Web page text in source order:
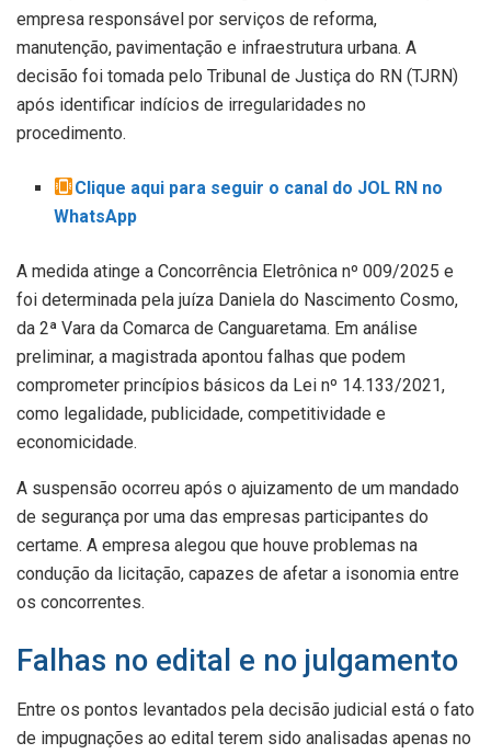
empresa responsável por serviços de reforma,
manutenção, pavimentação e infraestrutura urbana. A
decisão foi tomada pelo Tribunal de Justiça do RN (TJRN)
após identificar indícios de irregularidades no
procedimento.
Clique aqui para seguir o canal do JOL RN no
WhatsApp
A medida atinge a Concorrência Eletrônica nº 009/2025 e
foi determinada pela juíza Daniela do Nascimento Cosmo,
da 2ª Vara da Comarca de Canguaretama. Em análise
preliminar, a magistrada apontou falhas que podem
comprometer princípios básicos da Lei nº 14.133/2021,
como legalidade, publicidade, competitividade e
economicidade.
A suspensão ocorreu após o ajuizamento de um mandado
de segurança por uma das empresas participantes do
certame. A empresa alegou que houve problemas na
condução da licitação, capazes de afetar a isonomia entre
os concorrentes.
Falhas no edital e no julgamento
Entre os pontos levantados pela decisão judicial está o fato
de impugnações ao edital terem sido analisadas apenas no